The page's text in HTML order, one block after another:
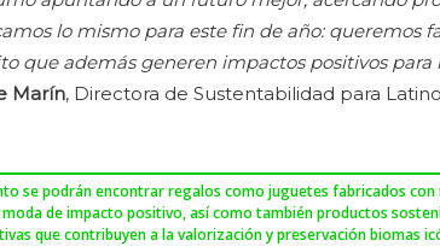
lo mismo para este fin de año: queremos
que además generen impactos positivos para
Marín, Directora de Sustentabilidad para
se podrán encontrar regalos como juguetes fabricados con
de impacto positivo, así como también productos
que contribuyen a la valorización y preservación biomas